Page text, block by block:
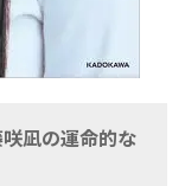
凪の運命的な